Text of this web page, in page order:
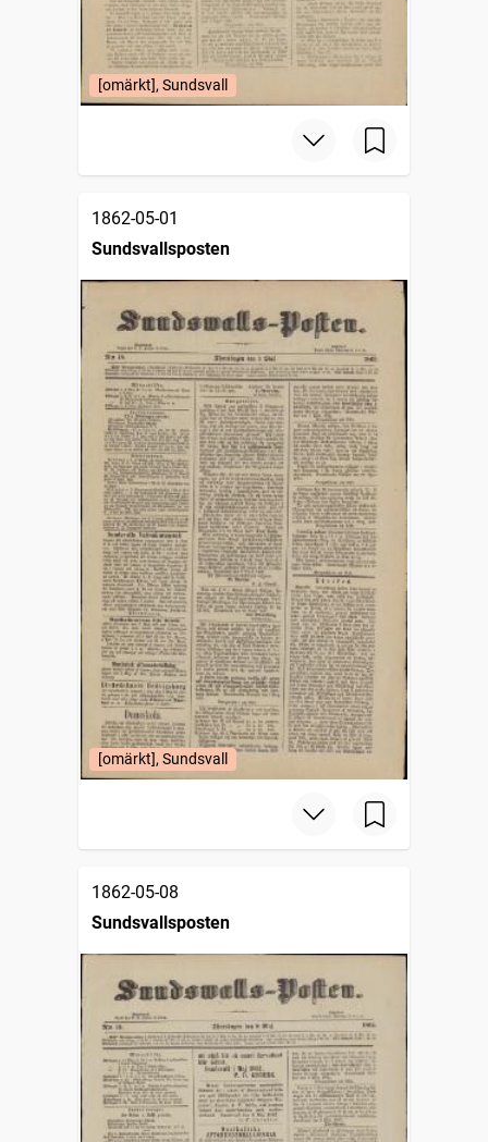
[omärkt], Sundsvall
1862-05-01
Sundsvallsposten
[omärkt], Sundsvall
1862-05-08
Sundsvallsposten